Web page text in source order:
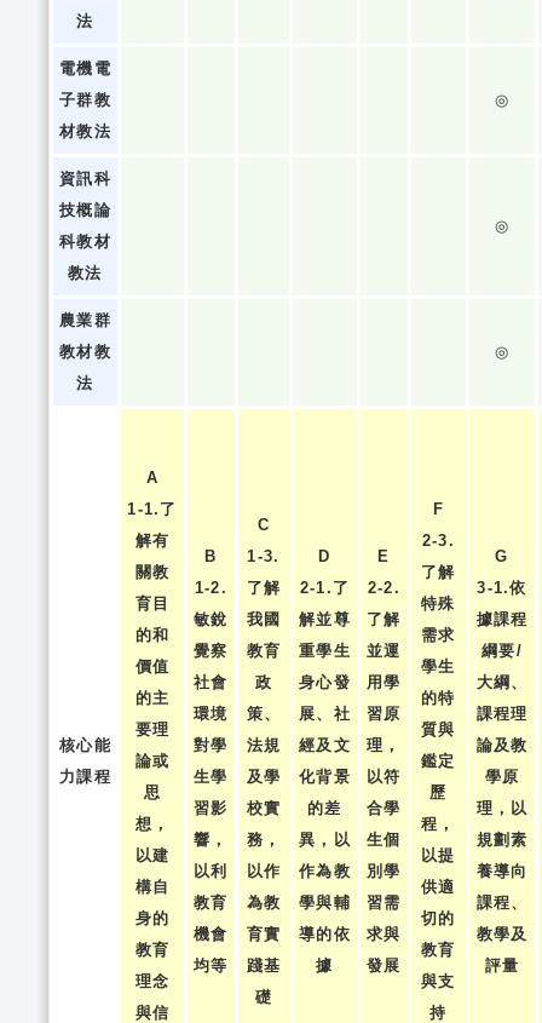
法
電機電
子群教
材教法
◎
資訊科
技概論
科教材
教法
◎
農業群
教材教
法
◎
核心能
力課程
A
1-1.了
解有
關教
育目
的和
價值
的主
要理
論或
思
想，
以建
構自
身的
教育
理念
與信
B
1-2.
敏銳
覺察
社會
環境
對學
生學
習影
響，
以利
教育
機會
均等
C
1-3.
了解
我國
教育
政
策、
法規
及學
校實
務，
以作
為教
育實
踐基
礎
D
2-1.了
解並尊
重學生
身心發
展、社
經及文
化背景
的差
異，以
作為教
學與輔
導的依
據
E
2-2.
了解
並運
用學
習原
理，
以符
合學
生個
別學
習需
求與
發展
F
2-3.
了解
特殊
需求
學生
的特
質與
鑑定
歷
程，
以提
供適
切的
教育
與支
持
G
3-1.依
據課程
綱要/
大綱、
課程理
論及教
學原
理，以
規劃素
養導向
課程、
教學及
評量